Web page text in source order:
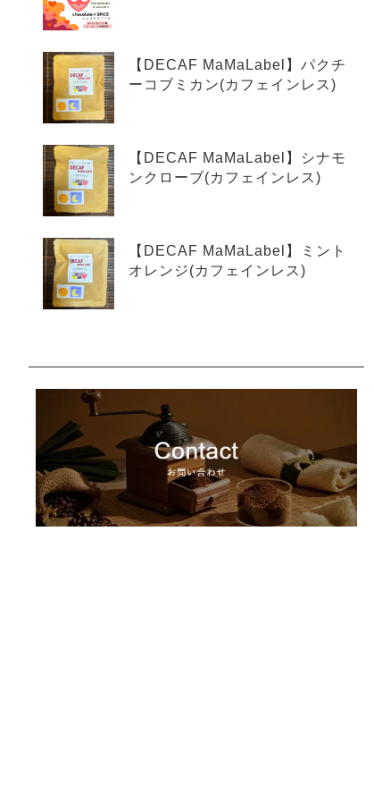
【DECAF MaMaLabel】パクチ
ーコブミカン(カフェインレス)
【DECAF MaMaLabel】シナモ
ンクローブ(カフェインレス)
【DECAF MaMaLabel】ミント
オレンジ(カフェインレス)